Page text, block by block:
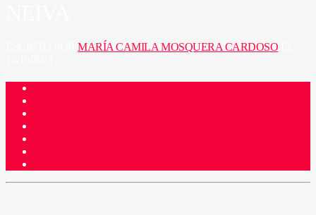
ESCRITO PORMARÍA CAMILA MOSQUERA CARDOSO